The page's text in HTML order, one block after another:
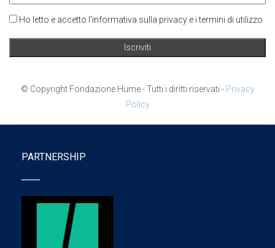
Ho letto e accetto l'informativa sulla privacy e i termini di utilizzo
© Copyright Fondazione Hume - Tutti i diritti riservati - Privacy
Policy
PARTNERSHIP